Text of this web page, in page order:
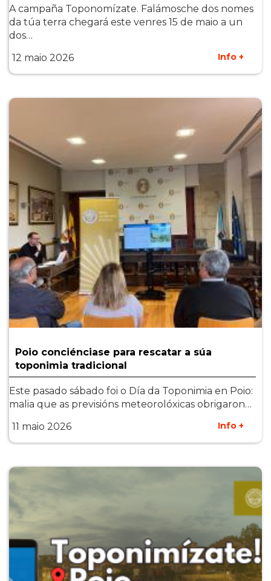
A campaña Toponomízate. Falámosche dos nomes
da túa terra chegará este venres 15 de maio a un
dos…
12 maio 2026
Info +
Poio conciénciase para rescatar a súa
toponimia tradicional
Este pasado sábado foi o Día da Toponimia en Poio:
malia que as previsións meteorolóxicas obrigaron…
11 maio 2026
Info +